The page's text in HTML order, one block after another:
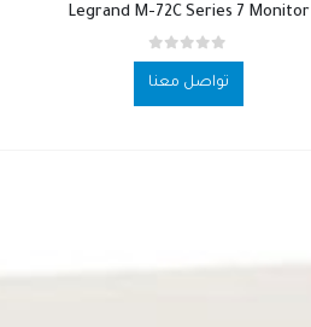
Legrand M-72C Series 7 Monitor
0
out of 5
تواصل معنا